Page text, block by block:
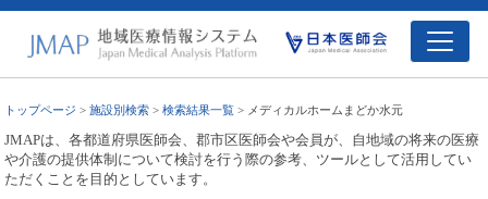
トップページ >施設別検索 >検索結果一覧 > メディカルホームまどか水元
JMAPは、各都道府県医師会、郡市区医師会や会員が、自地域の将来の医療
や介護の提供体制について検討を行う際の参考、ツールとして活用してい
ただくことを目的としています。